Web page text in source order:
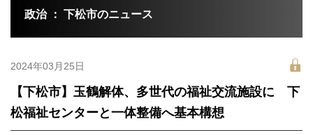
政治 ： 下松市のニュース
2024年03月25日
【下松市】玉鶴解体、多世代の福祉交流施設に 下
松福祉センターと一体整備へ基本構想